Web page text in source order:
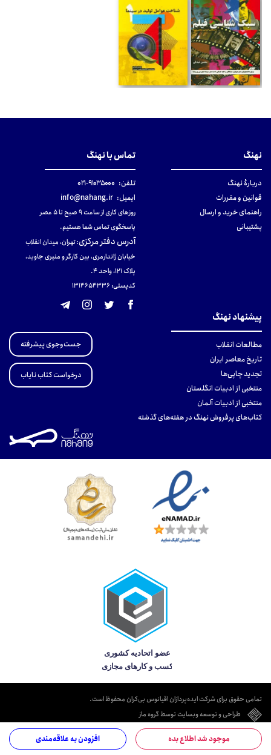
موجود شد اطلاع بده افزودن به علاقه‌مندی
نهنگ
دربارهٔ نهنگ
قوانین و مقررات
راهنمای خرید و ارسال
پشتیبانی
تماس با نهنگ
تلفن: ۹۱۰۳۵۰۰۰-۰۲۱
ایمیل: info@nahang.ir
روزهای کاری از ساعت ۹ صبح تا ۵ عصر
پاسخگوی تماس شما هستیم.
آدرس دفتر مرکزی:تهران، میدان انقلاب
خیابان ژاندارمری، بین کارگر و منیری جاوید،
پلاک 121، واحد ۴.
کدپستی: 131465433۶
پیشنهاد نهنگ
مطالعات انقلاب
تاریخ معاصر ایران
تجدید چاپی‌ها
منتخبی از ادبیات انگلستان
منتخبی از ادبیات آلمان
کتاب‌های پرفروش نهنگ در هفته‌های گذشته
جست‌وجوی پیشرفته
درخواست کتاب نایاب
تمامی حقوق برای شرکت ایده‌پردازان اقیانوس بی‌کران محفوظ است.
طراحی و توسعه وبسایت توسط گروه ماز